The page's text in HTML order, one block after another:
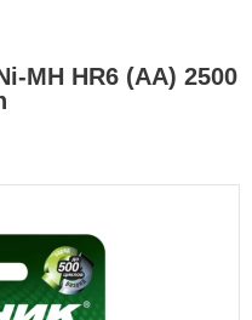
MH HR6 (АА) 2500